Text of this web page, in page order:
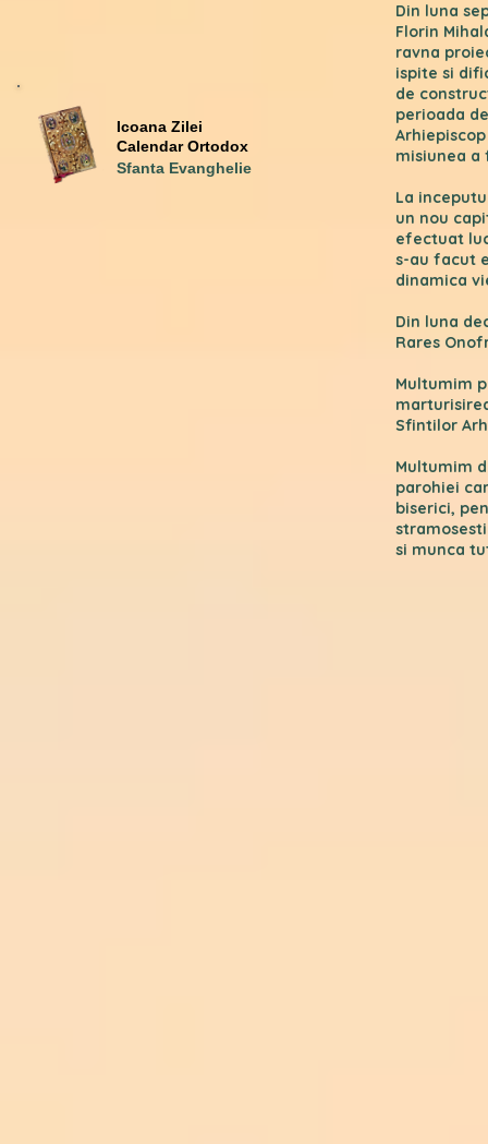
Icoana Zilei
Calendar Ortodox
Sfanta Evanghelie
Din luna
Florin
ravna
ispite si
de
perioada
misiunea a
La
un nou
efectuat
s-au facut
dinamica
Din luna
Rares
Multumim
Sfintilor
Multumim
parohiei
biserici,
si munca